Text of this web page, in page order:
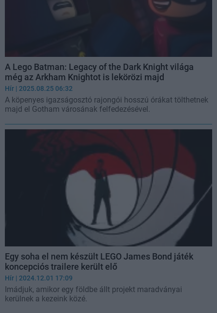
A Lego Batman: Legacy of the Dark Knight világa
még az Arkham Knightot is lekörözi majd
Hír | 2025.08.25 06:32
A köpenyes igazságosztó rajongói hosszú órákat tölthetnek
majd el Gotham városának felfedezésével.
Egy soha el nem készült LEGO James Bond játék
koncepciós trailere került elő
Hír | 2024.12.01 17:09
Imádjuk, amikor egy földbe állt projekt maradványai
kerülnek a kezeink közé.